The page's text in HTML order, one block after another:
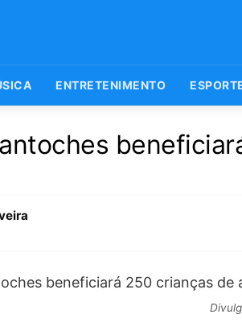
ENTRETENIMENTO